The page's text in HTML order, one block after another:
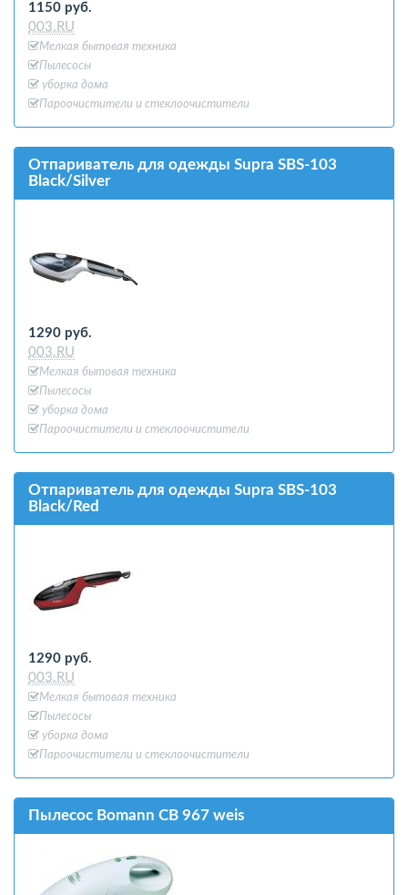
1150 руб.
003.RU
Мелкая бытовая техника
Пылесосы
уборка дома
Пароочистители и стеклоочистители
Отпариватель для одежды Supra SBS-103
Black/Silver
1290 руб.
003.RU
Мелкая бытовая техника
Пылесосы
уборка дома
Пароочистители и стеклоочистители
Отпариватель для одежды Supra SBS-103
Black/Red
1290 руб.
003.RU
Мелкая бытовая техника
Пылесосы
уборка дома
Пароочистители и стеклоочистители
Пылесос Bomann CB 967 weis